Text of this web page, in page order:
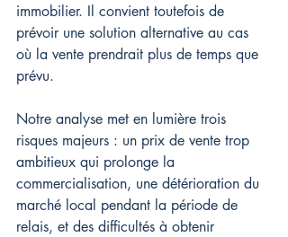
immobilier. Il convient toutefois de
prévoir une solution alternative au cas
où la vente prendrait plus de temps que
prévu.
Notre analyse met en lumière trois
risques majeurs : un prix de vente trop
ambitieux qui prolonge la
commercialisation, une détérioration du
marché local pendant la période de
relais, et des difficultés à obtenir